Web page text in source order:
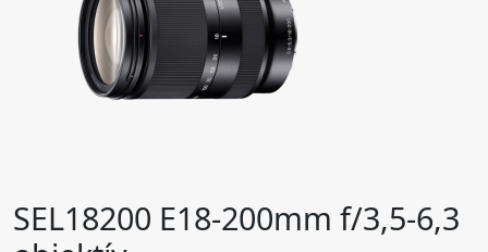
SEL18200 E18-200mm f/3,5-6,3